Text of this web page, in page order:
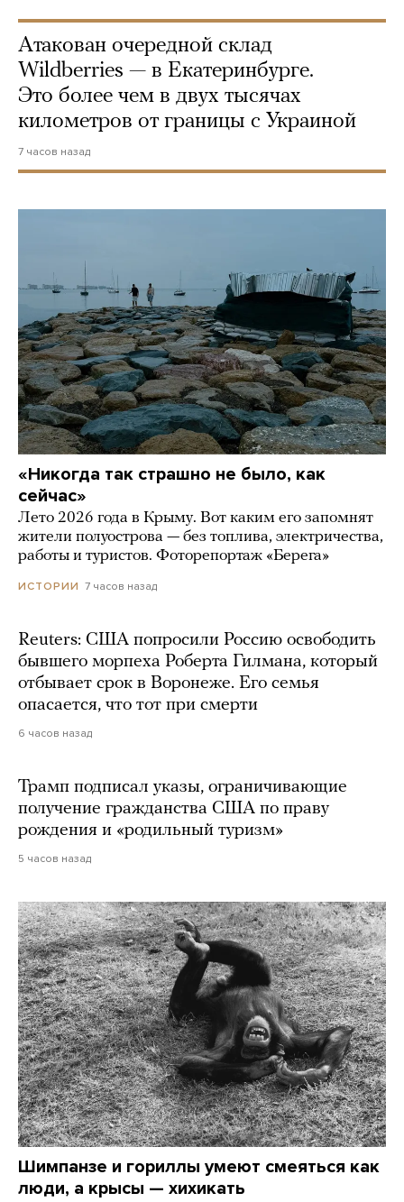
Атакован очередной склад
Wildberries — в Екатеринбурге.
Это более чем в двух тысячах
километров от границы с Украиной
7 часов назад
«Никогда так страшно не было, как
сейчас»
Лето 2026 года в Крыму. Вот каким его запомнят
жители полуострова — без топлива, электричества,
работы и туристов. Фоторепортаж «Берега»
ИСТОРИИ 7 часов назад
Reuters: США попросили Россию освободить
бывшего морпеха Роберта Гилмана, который
отбывает срок в Воронеже. Его семья
опасается, что тот при смерти
6 часов назад
Трамп подписал указы, ограничивающие
получение гражданства США по праву
рождения и «родильный туризм»
5 часов назад
Шимпанзе и гориллы умеют смеяться как
люди, а крысы — хихикать